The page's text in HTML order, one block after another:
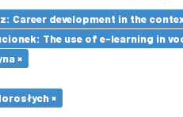
Career development in the
The use of e-learning in
×
×